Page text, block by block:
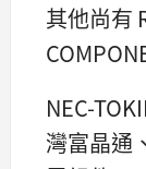
其他尚有
NEC-
灣富晶通